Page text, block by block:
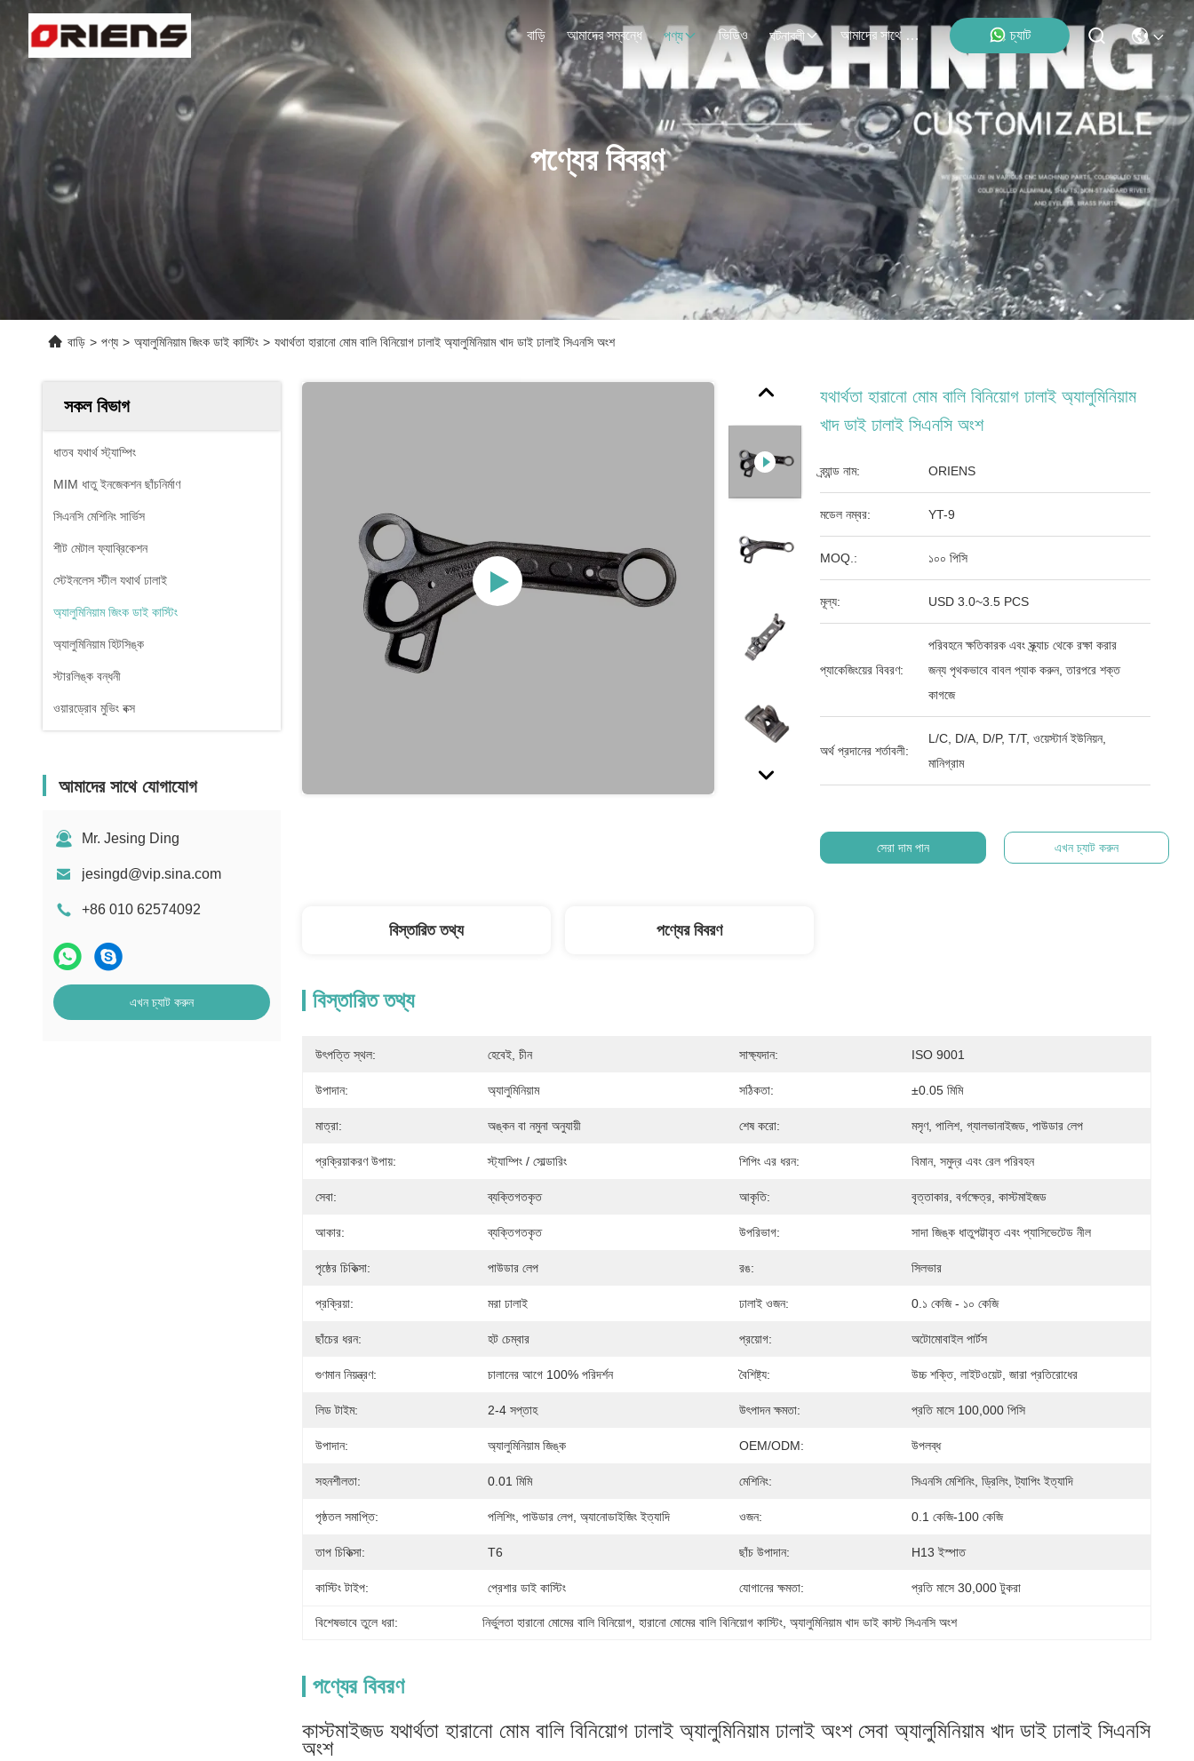
বাড়ি আমাদের সম্বন্ধে পণ্য ভিডিও ঘটনাবলী আমাদের সাথে যোগাযোগ চ্যাট
পণ্যের বিবরণ
বাড়ি > পণ্য > অ্যালুমিনিয়াম জিংক ডাই কাস্টিং > যথার্থতা হারানো মোম বালি বিনিয়োগ ঢালাই অ্যালুমিনিয়াম খাদ ডাই ঢালাই সিএনসি অংশ
সকল বিভাগ
ধাতব যথার্থ স্ট্যাম্পিং
MIM ধাতু ইনজেকশন ছাঁচনির্মাণ
সিএনসি মেশিনিং সার্ভিস
শীট মেটাল ফ্যাব্রিকেশন
স্টেইনলেস স্টীল যথার্থ ঢালাই
অ্যালুমিনিয়াম জিংক ডাই কাস্টিং
অ্যালুমিনিয়াম হিটসিঙ্ক
স্টারলিঙ্ক বন্ধনী
ওয়ারড্রোব মুভিং বক্স
আমাদের সাথে যোগাযোগ
Mr. Jesing Ding
jesingd@vip.sina.com
+86 010 62574092
এখন চ্যাট করুন
যথার্থতা হারানো মোম বালি বিনিয়োগ ঢালাই অ্যালুমিনিয়াম
খাদ ডাই ঢালাই সিএনসি অংশ
ব্র্যান্ড নাম: ORIENS
মডেল নম্বর: YT-9
MOQ.: ১০০ পিসি
মূল্য: USD 3.0~3.5 PCS
প্যাকেজিংয়ের বিবরণ:
পরিবহনে ক্ষতিকারক এবং স্ক্র্যাচ থেকে রক্ষা করার
জন্য পৃথকভাবে বাবল প্যাক করুন, তারপরে শক্ত
কাগজে
অর্থ প্রদানের শর্তাবলী:
L/C, D/A, D/P, T/T, ওয়েস্টার্ন ইউনিয়ন,
মানিগ্রাম
সেরা দাম পান এখন চ্যাট করুন
বিস্তারিত তথ্য পণ্যের বিবরণ
বিস্তারিত তথ্য
উৎপত্তি স্থল: হেবেই, চীন সাক্ষ্যদান: ISO 9001
উপাদান: অ্যালুমিনিয়াম সঠিকতা: ±0.05 মিমি
মাত্রা: অঙ্কন বা নমুনা অনুযায়ী শেষ করো: মসৃণ, পালিশ, গ্যালভানাইজড, পাউডার লেপ
প্রক্রিয়াকরণ উপায়: স্ট্যাম্পিং / সোল্ডারিং শিপিং এর ধরন: বিমান, সমুদ্র এবং রেল পরিবহন
সেবা: ব্যক্তিগতকৃত আকৃতি: বৃত্তাকার, বর্গক্ষেত্র, কাস্টমাইজড
আকার: ব্যক্তিগতকৃত উপরিভাগ: সাদা জিঙ্ক ধাতুপট্টাবৃত এবং প্যাসিভেটেড নীল
পৃষ্ঠের চিকিত্সা: পাউডার লেপ রঙ: সিলভার
প্রক্রিয়া: মরা ঢালাই ঢালাই ওজন: 0.১ কেজি - ১০ কেজি
ছাঁচের ধরন: হট চেম্বার প্রয়োগ: অটোমোবাইল পার্টস
গুণমান নিয়ন্ত্রণ: চালানের আগে 100% পরিদর্শন বৈশিষ্ট্য: উচ্চ শক্তি, লাইটওয়েট, জারা প্রতিরোধের
লিড টাইম: 2-4 সপ্তাহ উৎপাদন ক্ষমতা: প্রতি মাসে 100,000 পিসি
উপাদান: অ্যালুমিনিয়াম জিঙ্ক OEM/ODM: উপলব্ধ
সহনশীলতা: 0.01 মিমি মেশিনিং: সিএনসি মেশিনিং, ড্রিলিং, ট্যাপিং ইত্যাদি
পৃষ্ঠতল সমাপ্তি: পলিশিং, পাউডার লেপ, অ্যানোডাইজিং ইত্যাদি ওজন: 0.1 কেজি-100 কেজি
তাপ চিকিত্সা: T6 ছাঁচ উপাদান: H13 ইস্পাত
কাস্টিং টাইপ: প্রেশার ডাই কাস্টিং যোগানের ক্ষমতা: প্রতি মাসে 30,000 টুকরা
বিশেষভাবে তুলে ধরা: নির্ভুলতা হারানো মোমের বালি বিনিয়োগ , হারানো মোমের বালি বিনিয়োগ কাস্টিং , অ্যালুমিনিয়াম খাদ ডাই কাস্ট সিএনসি অংশ
পণ্যের বিবরণ
কাস্টমাইজড যথার্থতা হারানো মোম বালি বিনিয়োগ ঢালাই অ্যালুমিনিয়াম ঢালাই অংশ সেবা অ্যালুমিনিয়াম খাদ ডাই ঢালাই সিএনসি
অংশ